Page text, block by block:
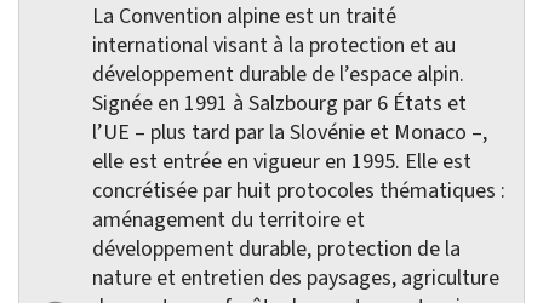
La Convention alpine est un traité
international visant à la protection et au
développement durable de l’espace alpin.
Signée en 1991 à Salzbourg par 6 États et
l’UE – plus tard par la Slovénie et Monaco –,
elle est entrée en vigueur en 1995. Elle est
concrétisée par huit protocoles thématiques :
aménagement du territoire et
développement durable, protection de la
nature et entretien des paysages, agriculture